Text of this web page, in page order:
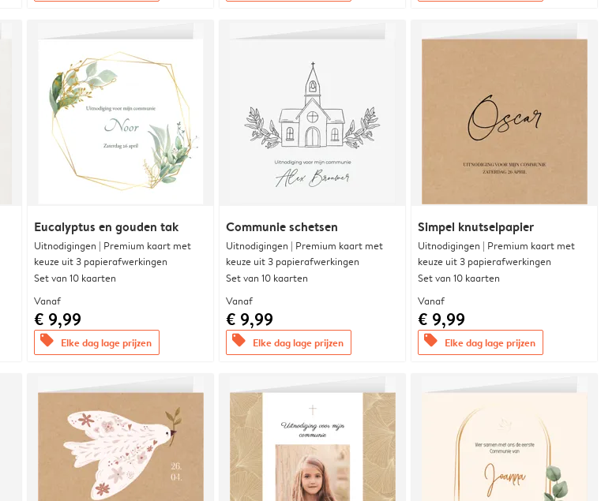
Eucalyptus en gouden tak
Uitnodigingen | Premium kaart met
keuze uit 3 papierafwerkingen
Set van 10 kaarten
Vanaf
€ 9,99
offers Elke dag lage prijzen
Communie schetsen
Uitnodigingen | Premium kaart met
keuze uit 3 papierafwerkingen
Set van 10 kaarten
Vanaf
€ 9,99
offers Elke dag lage prijzen
Simpel knutselpapier
Uitnodigingen | Premium kaart met
keuze uit 3 papierafwerkingen
Set van 10 kaarten
Vanaf
€ 9,99
offers Elke dag lage prijzen